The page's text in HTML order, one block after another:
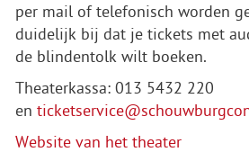
per mail of telefonisch worden
duidelijk bij dat je tickets met
de blindentolk wilt boeken.
Theaterkassa: 013 5432 220
en
Website van het theater